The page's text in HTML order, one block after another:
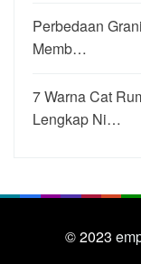
Perbedaan
Memb…
7 Warna Cat
Lengkap Ni…
© 2023